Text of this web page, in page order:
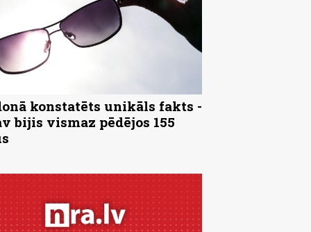
konstatēts unikāls fakts -
bijis vismaz pēdējos 155